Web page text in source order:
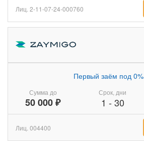
Лиц. 2-11-07-24-000760
Сумма до
50 000 ₽
Первый заём под 0%
Срок, дни
1 - 30
Лиц. 004400